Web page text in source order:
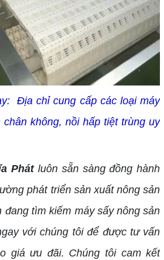
Địa chỉ cung cấp các loại máy
chân không, nồi hấp tiệt trùng uy
Phát luôn sẵn sàng đồng hành
phát triển sản xuất nông sản
đang tìm kiếm máy sấy nông sản
với chúng tôi để được tư vấn
giá ưu đãi. Chúng tôi cam kết